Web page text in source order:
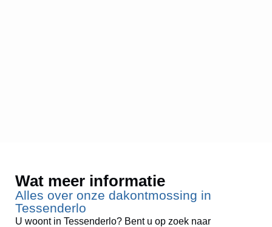
Wat meer informatie
Alles over onze dakontmossing in
Tessenderlo
U woont in Tessenderlo? Bent u op zoek naar